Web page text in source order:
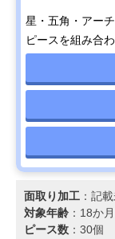
星・五角・アー
ピースを組み合
面取り加工 ：記
対象年齢 ：18か
ピース数 ：30個